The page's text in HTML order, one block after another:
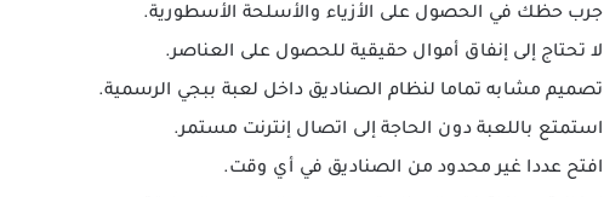
جرب حظك في الحصول على الأزياء والأسلحة الأسطورية.
لا تحتاج إلى إنفاق أموال حقيقية للحصول على العناصر.
تصميم مشابه تماما لنظام الصناديق داخل لعبة ببجي الرسمية.
استمتع باللعبة دون الحاجة إلى اتصال إنترنت مستمر.
افتح عددا غير محدود من الصناديق في أي وقت.